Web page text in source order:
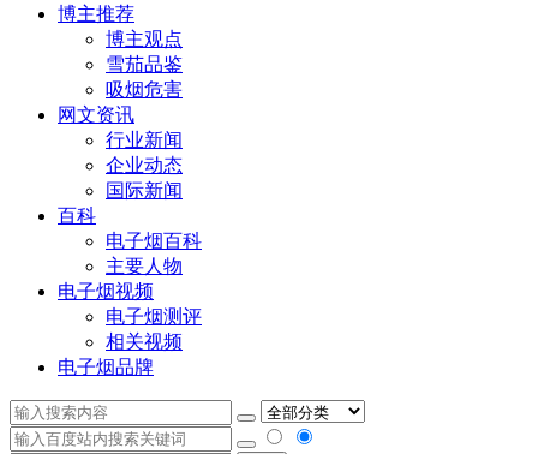
博主推荐
博主观点
雪茄品鉴
吸烟危害
网文资讯
行业新闻
企业动态
国际新闻
百科
电子烟百科
主要人物
电子烟视频
电子烟测评
相关视频
电子烟品牌